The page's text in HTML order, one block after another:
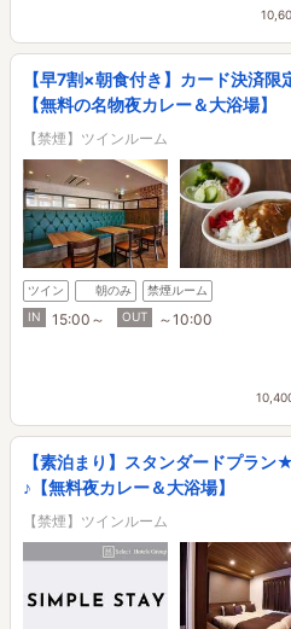
【早7割×朝食付き】カード決済
【無料の名物夜カレー＆大浴場】
【禁煙】ツインルーム
ツイン 朝のみ
禁煙ルーム
IN
15:00～ OUT ～10:00
【素泊まり】スタンダードプラ
♪【無料夜カレー＆大浴場】
【禁煙】ツインルーム